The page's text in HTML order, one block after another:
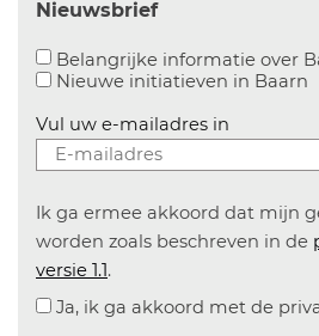
Nieuwsbrief
Belangrijke informatie over
Nieuwe initiatieven in Baarn
Vul uw e-mailadres in
Ik ga ermee akkoord dat mijn
worden zoals beschreven in de
versie 1.1.
Ja, ik ga akkoord met de